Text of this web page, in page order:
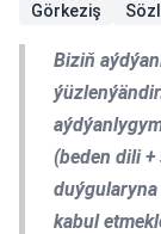
Görkeziş
Biziň
(beden dili
kabul